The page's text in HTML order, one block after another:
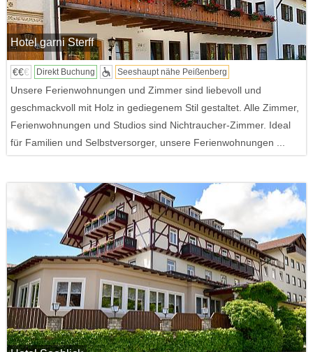
Hotel garni Sterff
€€€ Direkt Buchung Seeshaupt nähe Peißenberg
Unsere Ferienwohnungen und Zimmer sind liebevoll und
geschmackvoll mit Holz in gediegenem Stil gestaltet. Alle Zimmer,
Ferienwohnungen und Studios sind Nichtraucher-Zimmer. Ideal
für Familien und Selbstversorger, unsere Ferienwohnungen ...